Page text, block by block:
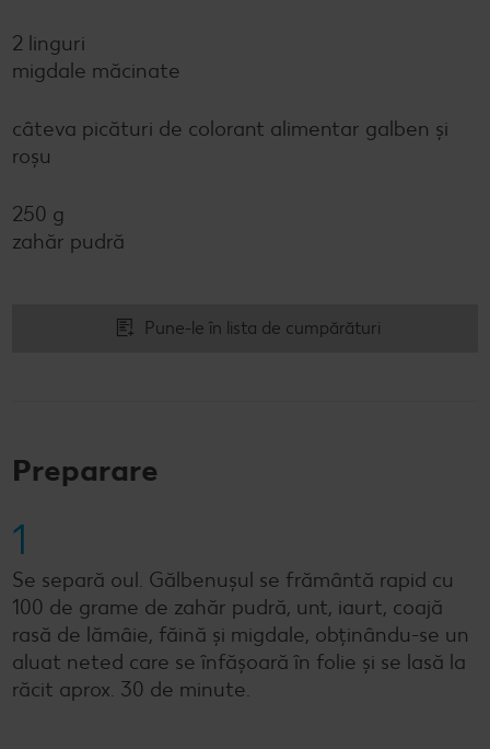
2 linguri
migdale măcinate
câteva picături de colorant alimentar galben și
roșu
250 g
zahăr pudră
Pune-le în lista de cumpărături
Preparare
1
Se separă oul. Gălbenușul se frământă rapid cu
100 de grame de zahăr pudră, unt, iaurt, coajă
rasă de lămâie, făină și migdale, obținându-se un
aluat neted care se înfășoară în folie și se lasă la
răcit aprox. 30 de minute.